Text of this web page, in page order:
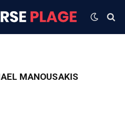
MANOUSAKIS